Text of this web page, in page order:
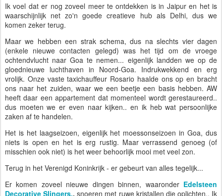
Ik voel dat er nog zoveel meer te ontdekken is in Jaipur en het is
waarschijnlijk net zo'n goede creatieve hub als Delhi, dus we
komen zeker terug.
Maar we hebben een strak schema, dus na slechts vier dagen
(enkele nieuwe contacten gelegd) was het tijd om de vroege
ochtendvlucht naar Goa te nemen... eigenlijk landden we op de
gloednieuwe luchthaven in Noord-Goa. Indrukwekkend en erg
vrolijk. Onze vaste taxichauffeur Rosario haalde ons op en bracht
ons naar het zuiden, waar we een beetje een basis hebben. AW
heeft daar een appartement dat momenteel wordt gerestaureerd..
dus moeten we er even naar kijken.. en ik heb wat persoonlijke
zaken af te handelen.
Het is het laagseizoen, eigenlijk het moessonseizoen in Goa, dus
niets is open en het is erg rustig. Maar verrassend genoeg (of
misschien ook niet) is het weer behoorlijk mooi met veel zon.
Terug in het Verenigd Koninkrijk - er gebeurt van alles tegelijk...
Er komen zoveel nieuwe dingen binnen, waaronder Edelsteen
Decorative Slingers.. snoeren met ruwe kristallen die oplichten.. Ik